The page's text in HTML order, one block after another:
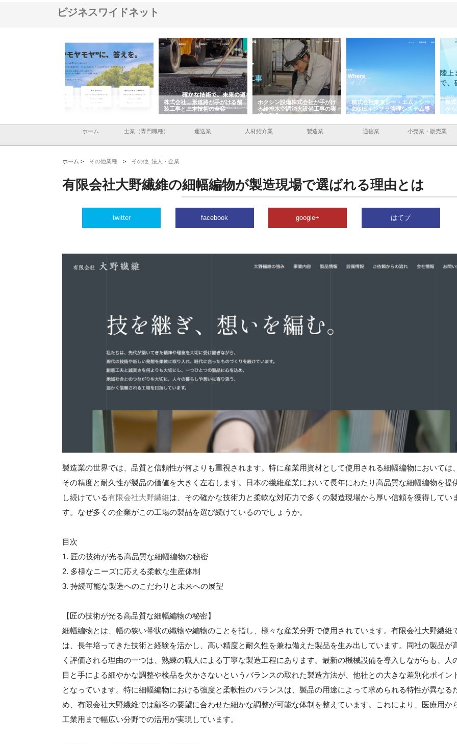
ビジネスワイドネット
株式会社ＣＳＡの事業内容と強
株式会社山形道路が手がける舗
装工事と土木技術の全容
ホクシン設備株式会社が手がけ
る給排水空調消火設備工事の実
績と強み
株式会社東京シー・エム・シー
のGISインフラ管理システム導
入メリット
株
か
由
ホーム 士業（専門職種） 運送業 人材紹介業 製造業 通信業 小売業・販売業
ホーム > その他業種 > その他_法人・企業
有限会社大野繊維の細幅編物が製造現場で選ばれる理由とは
twitter facebook google+ はてブ
製造業の世界では、品質と信頼性が何よりも重視されます。特に産業用資材として使用される細幅編物においては、
その精度と耐久性が製品の価値を大きく左右します。日本の繊維産業において長年にわたり高品質な細幅編物を提
し続けている有限会社大野繊維は、その確かな技術力と柔軟な対応力で多くの製造現場から厚い信頼を獲得してい
す。なぜ多くの企業がこの工場の製品を選び続けているのでしょうか。
目次
1. 匠の技術が光る高品質な細幅編物の秘密
2. 多様なニーズに応える柔軟な生産体制
3. 持続可能な製造へのこだわりと未来への展望
【匠の技術が光る高品質な細幅編物の秘密】
細幅編物とは、幅の狭い帯状の織物や編物のことを指し、様々な産業分野で使用されています。有限会社大野繊維
は、長年培ってきた技術と経験を活かし、高い精度と耐久性を兼ね備えた製品を生み出しています。同社の製品が
く評価される理由の一つは、熟練の職人による丁寧な製造工程にあります。最新の機械設備を導入しながらも、人
目と手による細やかな調整や検品を欠かさないというバランスの取れた製造方法が、他社との大きな差別化ポイン
となっています。特に細幅編物における強度と柔軟性のバランスは、製品の用途によって求められる特性が異なる
め、有限会社大野繊維では顧客の要望に合わせた細かな調整が可能な体制を整えています。これにより、医療用か
工業用まで幅広い分野での活用が実現しています。